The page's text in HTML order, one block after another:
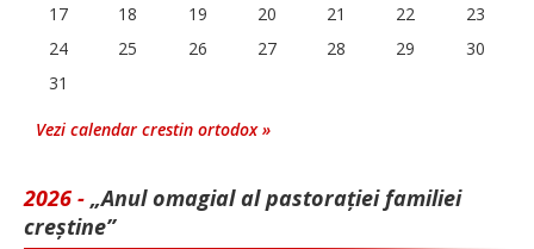
17
18 19 20 21 22
23
24
25 26 27 28 29
30
31
Vezi calendar crestin ortodox »
2026 - „Anul omagial al pastorației familiei
creștine”